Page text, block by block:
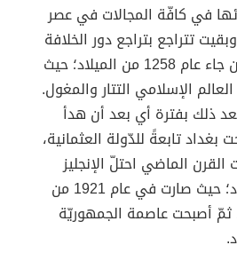
في كافّة المجالات في عصر
تتراجع بتراجع دور الخلافة
العباسيّة وقوّتها ونفوذها إلى أن جاء عام 1258 من الميلاد؛ حيث
الإسلامي التتار والمغول.
ذلك بفترة أي بعد أن هدأ
تابعةً للدّولة العثمانية،
الماضي احتلّ الإنجليز
المنطقة ومن ضمنها مدينة بغداد؛ حيث صارت في عام 1921 من
ثمّ أصبحت عاصمة الجمهوريّة